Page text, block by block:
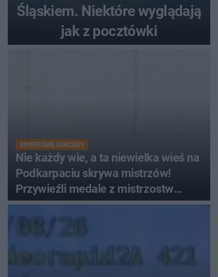
Śląskiem. Niektóre wyglądają
jak z pocztówki
SPORTOWE SUKCESY
Nie każdy wie, a ta niewielka wieś na
Podkarpaciu skrywa mistrzów!
Przywieźli medale z mistrzostw
Europy